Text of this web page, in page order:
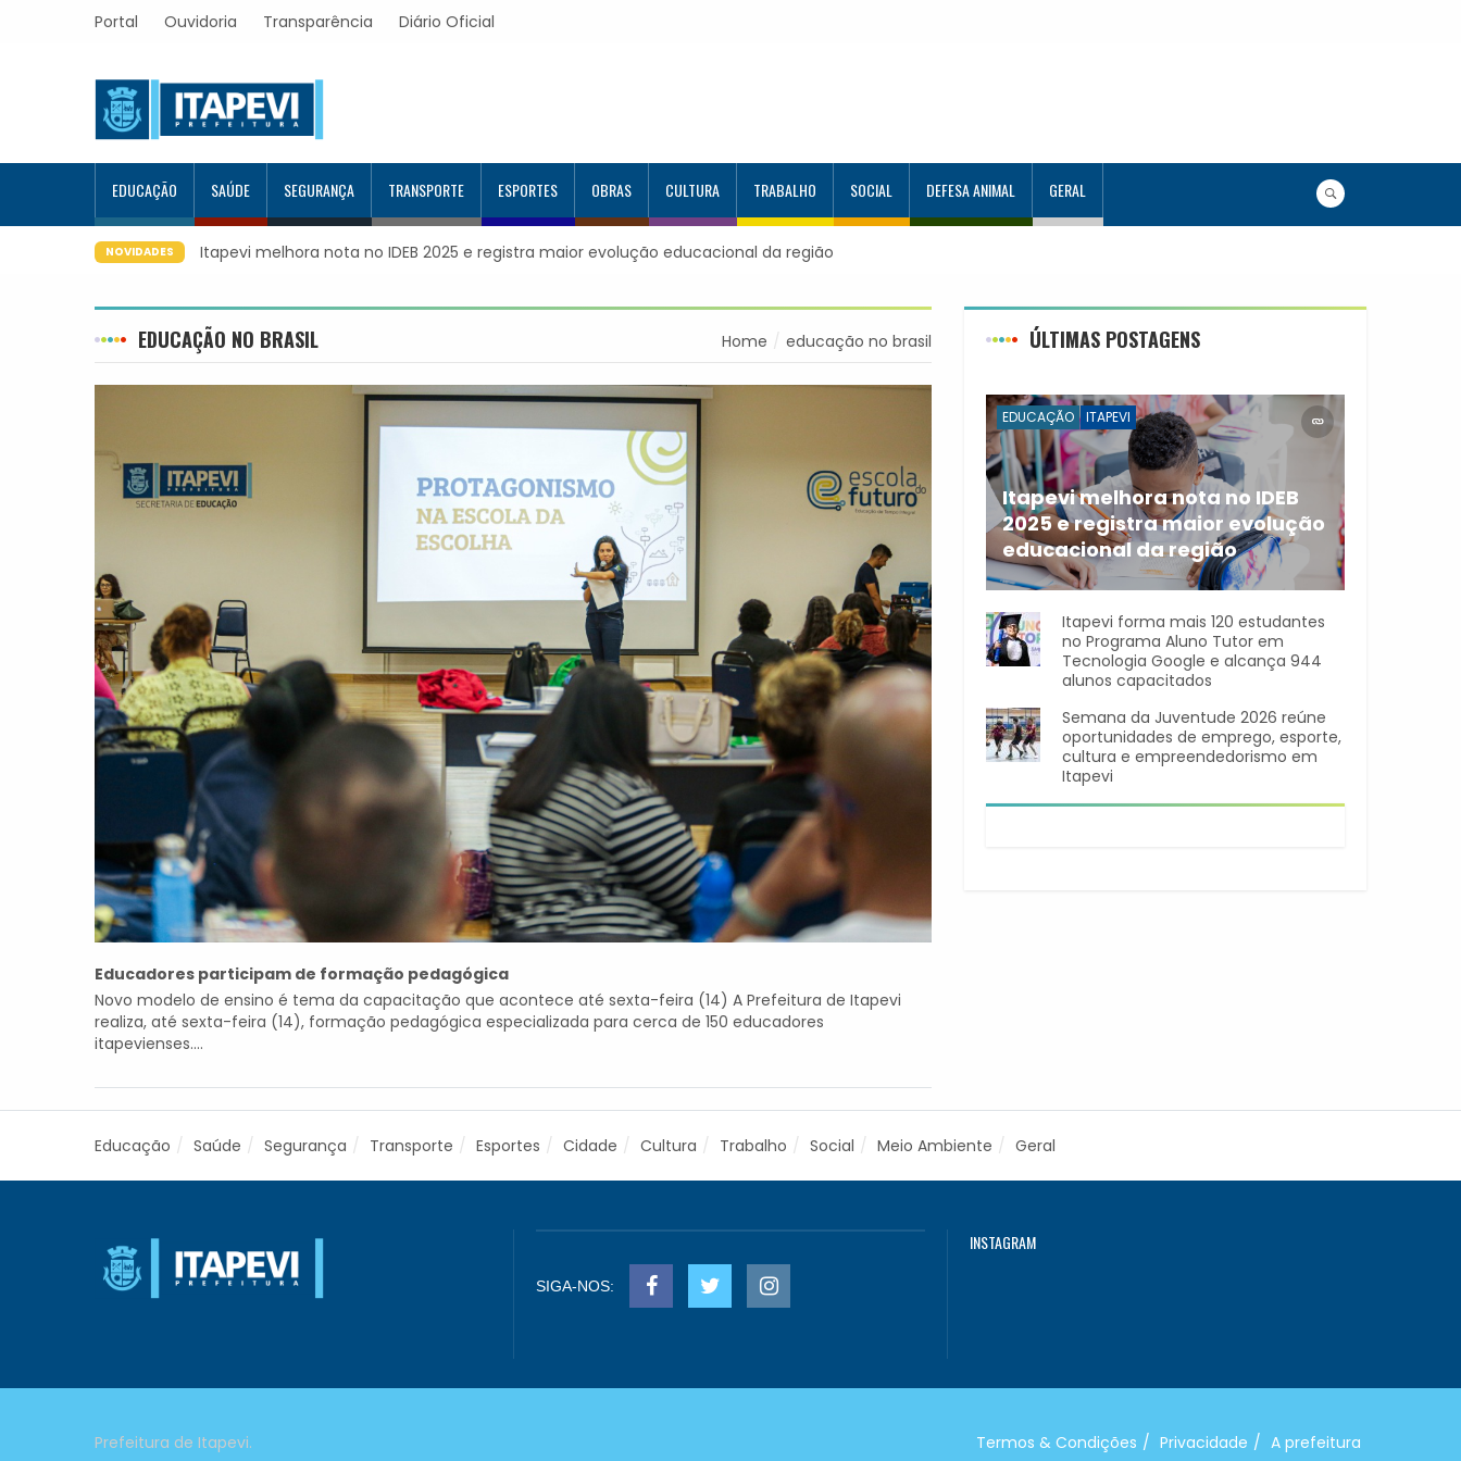
Portal Ouvidoria Transparência Diário Oficial
EDUCAÇÃO SAÚDE SEGURANÇA TRANSPORTE ESPORTES OBRAS CULTURA TRABALHO SOCIAL DEFESA ANIMAL GERAL
NOVIDADES Itapevi melhora nota no IDEB 2025 e registra maior evolução educacional da região
EDUCAÇÃO NO BRASIL Home educação no brasil
Educadores participam de formação pedagógica
Novo modelo de ensino é tema da capacitação que acontece até sexta-feira (14) A Prefeitura de Itapevi
realiza, até sexta-feira (14), formação pedagógica especializada para cerca de 150 educadores
itapevienses....
ÚLTIMAS POSTAGENS
EDUCAÇÃO ITAPEVI
Itapevi melhora nota no IDEB
2025 e registra maior evolução
educacional da região
A rede municipal de ensino
Itapevi forma mais 120 estudantes
no Programa Aluno Tutor em
Tecnologia Google e alcança 944
alunos capacitados
Semana da Juventude 2026 reúne
oportunidades de emprego, esporte,
cultura e empreendedorismo em
Itapevi
Educação Saúde Segurança Transporte Esportes Cidade Cultura Trabalho Social Meio Ambiente Geral
SIGA-NOS:
INSTAGRAM
Prefeitura de Itapevi. Termos & Condições Privacidade A prefeitura